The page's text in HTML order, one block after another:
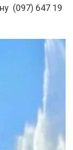
(097) 647 19